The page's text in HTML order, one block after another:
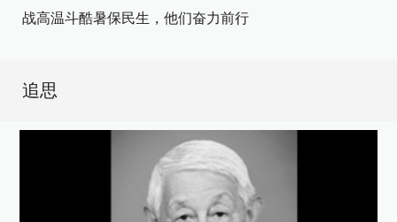
战高温斗酷暑保民生，他们奋力前行
追思